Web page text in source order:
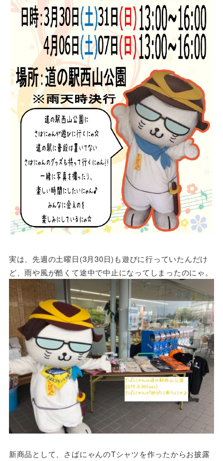
実は、先週の土曜日(3月30日)も遊びに行っていたんだけ
ど、雨や風が酷くて途中で中止になってしまったのにゃ。
新商品として、さばにゃんのTシャツを作ったからお披露